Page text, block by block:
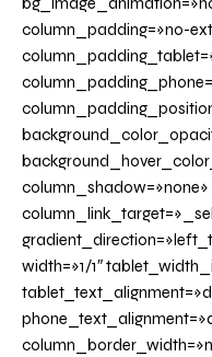
column_padding=»no-
width=»1/1″